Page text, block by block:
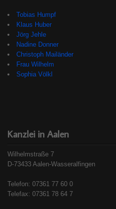
Tobias Humpf
Klaus Huber
Jörg Jehle
Nadine Donner
Christoph Mailänder
Frau Wilhelm
Sophia Völkl
Kanzlei in Aalen
Wilhelmstraße 7
D-73433 Aalen-Wasseralfingen
Telefon: 07361 77 60 0
Telefax: 07361 78 64 7